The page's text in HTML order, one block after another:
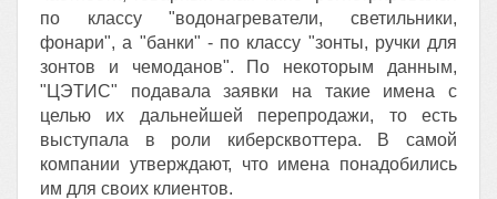
по классу "водонагреватели, светильники,
фонари", а "банки" - по классу "зонты, ручки для
зонтов и чемоданов". По некоторым данным,
"ЦЭТИС" подавала заявки на такие имена с
целью их дальнейшей перепродажи, то есть
выступала в роли киберсквоттера. В самой
компании утверждают, что имена понадобились
им для своих клиентов.